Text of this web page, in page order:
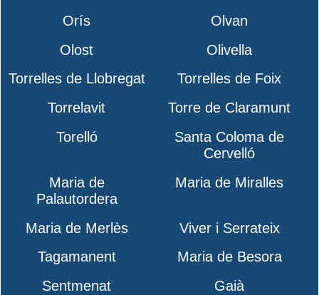
Orís
Olvan
Olost
Olivella
Torrelles de Llobregat
Torrelles de Foix
Torrelavit
Torre de Claramunt
Torelló
Santa Coloma de
Cervelló
Maria de
Palautordera
Maria de Miralles
Maria de Merlès
Viver i Serrateix
Tagamanent
Maria de Besora
Sentmenat
Gaià